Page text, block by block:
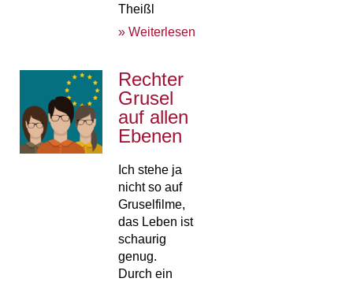
Theißl
» Weiterlesen
Rechter
Grusel
auf allen
Ebenen
Ich stehe ja
nicht so auf
Gruselfilme,
das Leben ist
schaurig
genug.
Durch ein